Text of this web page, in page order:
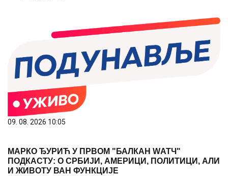
09. 08. 2026 10:05
МАРКО ЂУРИЋ У ПРВОМ "БАЛКАН WАТЧ"
ПОДКАСТУ: О СРБИЈИ, АМЕРИЦИ, ПОЛИТИЦИ, АЛИ
И ЖИВОТУ ВАН ФУНКЦИЈЕ